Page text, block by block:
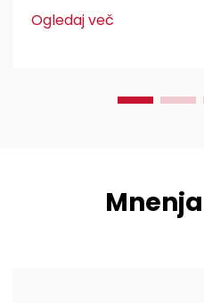
plastičnimi HDPE.
namestitev in vzdrževanje,
Ogledaj več